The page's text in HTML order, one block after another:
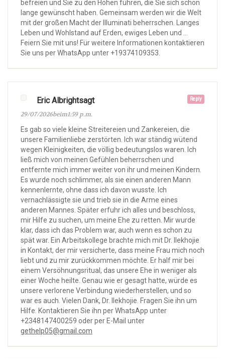
befreien und Sie zu den Höhen führen, die Sie sich schon
lange gewünscht haben. Gemeinsam werden wir die Welt
mit der großen Macht der Illuminati beherrschen. Langes
Leben und Wohlstand auf Erden, ewiges Leben und …
Feiern Sie mit uns! Für weitere Informationen kontaktieren
Sie uns per WhatsApp unter +19374109353.
Reply
Eric Albrightsagt
29/07/2026beim1:59 p.m.
Es gab so viele kleine Streitereien und Zankereien, die
unsere Familienliebe zerstörten. Ich war ständig wütend
wegen Kleinigkeiten, die völlig bedeutungslos waren. Ich
ließ mich von meinen Gefühlen beherrschen und
entfernte mich immer weiter von ihr und meinen Kindern.
Es wurde noch schlimmer, als sie einen anderen Mann
kennenlernte, ohne dass ich davon wusste. Ich
vernachlässigte sie und trieb sie in die Arme eines
anderen Mannes. Später erfuhr ich alles und beschloss,
mir Hilfe zu suchen, um meine Ehe zu retten. Mir wurde
klar, dass ich das Problem war, auch wenn es schon zu
spät war. Ein Arbeitskollege brachte mich mit Dr. Ilekhojie
in Kontakt, der mir versicherte, dass meine Frau mich noch
liebt und zu mir zurückkommen möchte. Er half mir bei
einem Versöhnungsritual, das unsere Ehe in weniger als
einer Woche heilte. Genau wie er gesagt hatte, würde es
unsere verlorene Verbindung wiederherstellen, und so
war es auch. Vielen Dank, Dr. Ilekhojie. Fragen Sie ihn um
Hilfe. Kontaktieren Sie ihn per WhatsApp unter
+2348147400259 oder per E-Mail unter
gethelp05@gmail.com